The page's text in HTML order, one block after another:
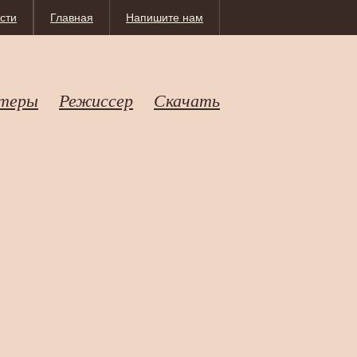
Напишите нам
Главная
Режиссер Скачать